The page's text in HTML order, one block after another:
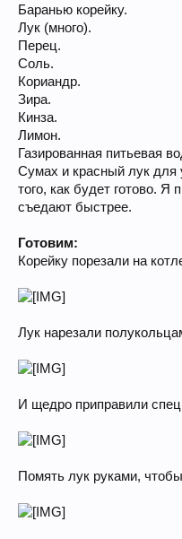
Баранью корейку.
Лук (много).
Перец.
Соль.
Кориандр.
Зира.
Кинза.
Лимон.
Газированная питьевая
Сумах и красный лук для
того, как будет готово. Я
съедают быстрее.
Готовим:
Корейку порезали на
Лук нарезали
И щедро приправили
Помять лук руками,